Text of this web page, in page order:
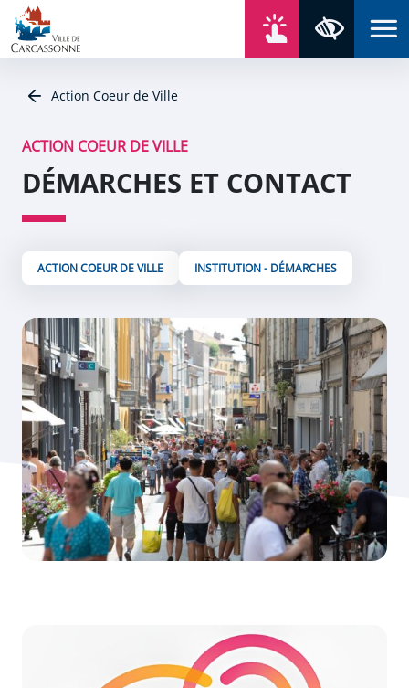
Aller au contenu
Aller au menu
Aller au plan du site
Aller à la recherche
Action Coeur de Ville
ACTION COEUR DE VILLE
DÉMARCHES ET CONTACT
ACTION COEUR DE VILLE INSTITUTION - DÉMARCHES
Panneau de gestion des cookies